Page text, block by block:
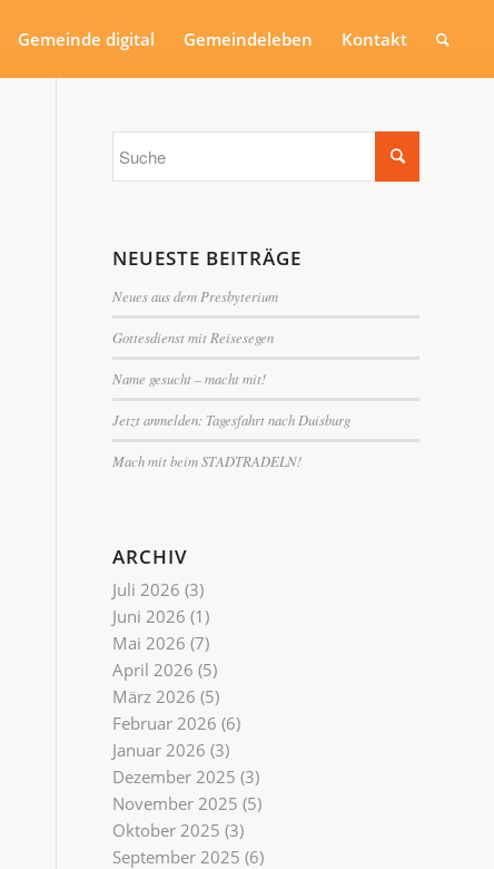
Gemeinde digital Gemeindeleben Kontakt
NEUESTE BEITRÄGE
Neues aus dem Presbyterium
Gottesdienst mit Reisesegen
Name gesucht – macht mit!
Jetzt anmelden: Tagesfahrt nach Duisburg
Mach mit beim STADTRADELN!
ARCHIV
Juli 2026 (3)
Juni 2026 (1)
Mai 2026 (7)
April 2026 (5)
März 2026 (5)
Februar 2026 (6)
Januar 2026 (3)
Dezember 2025 (3)
November 2025 (5)
Oktober 2025 (3)
September 2025 (6)